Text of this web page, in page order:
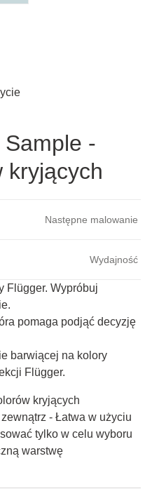
-
kryjących
Następne malowanie
Wydajność
Flügger. Wypróbuj
pomaga podjąć decyzję
barwiącej na kolory
Flügger.
kryjących
- Łatwa w użyciu
tylko w celu wyboru
warstwę